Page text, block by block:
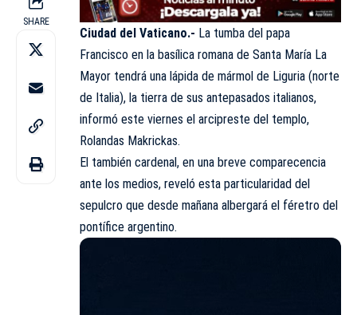
SHARE
Ciudad del Vaticano.- La tumba del papa
Francisco en la basílica romana de Santa María La
Mayor tendrá una lápida de mármol de Liguria (norte
de Italia), la tierra de sus antepasados italianos,
informó este viernes el arcipreste del templo,
Rolandas Makrickas.
El también cardenal, en una breve comparecencia
ante los medios, reveló esta particularidad del
sepulcro que desde mañana albergará el féretro del
pontífice argentino.